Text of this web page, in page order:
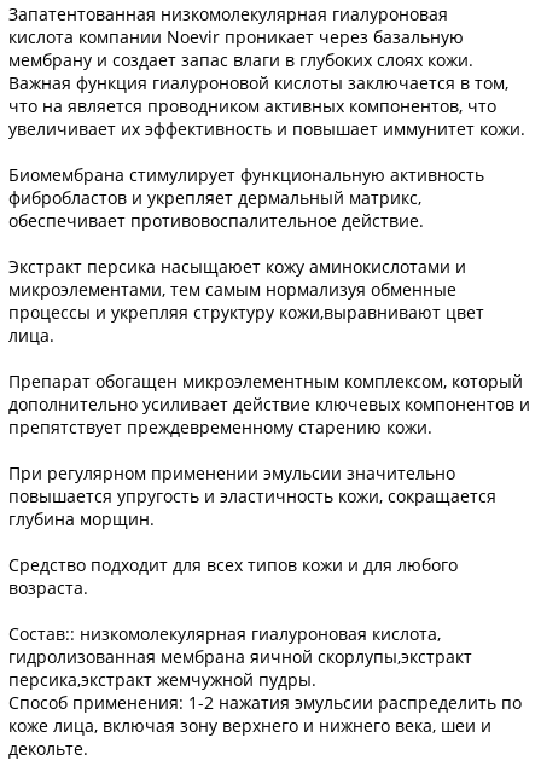
Запатентованная низкомолекулярная гиалуроновая
кислота компании Noevir проникает через базальную
мембрану и создает запас влаги в глубоких слоях кожи.
Важная функция гиалуроновой кислоты заключается в том,
что на является проводником активных компонентов, что
увеличивает их эффективность и повышает иммунитет кожи.
Биомембрана стимулирует функциональную активность
фибробластов и укрепляет дермальный матрикс,
обеспечивает противовоспалительное действие.
Экстракт персика насыщаюет кожу аминокислотами и
микроэлементами, тем самым нормализуя обменные
процессы и укрепляя структуру кожи,выравнивают цвет
лица.
Препарат обогащен микроэлементным комплексом, который
дополнительно усиливает действие ключевых компонентов и
препятствует преждевременному старению кожи.
При регулярном применении эмульсии значительно
повышается упругость и эластичность кожи, сокращается
глубина морщин.
Средство подходит для всех типов кожи и для любого
возраста.
Состав:: низкомолекулярная гиалуроновая кислота,
гидролизованная мембрана яичной скорлупы,экстракт
персика,экстракт жемчужной пудры.
Способ применения: 1-2 нажатия эмульсии распределить по
коже лица, включая зону верхнего и нижнего века, шеи и
декольте.